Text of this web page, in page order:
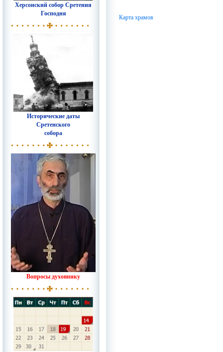
Херсонский собор Сретения
Господня
Исторические даты
Сретенского
собора
Вопросы духовнику
Карта храмов